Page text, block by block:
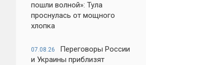
пошли волной»: Тула
проснулась от мощного
хлопка
07.08.26
Переговоры России
и Украины приблизят